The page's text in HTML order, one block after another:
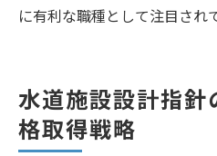
に有利な職種として注目され
水道施設設計指針
格取得戦略